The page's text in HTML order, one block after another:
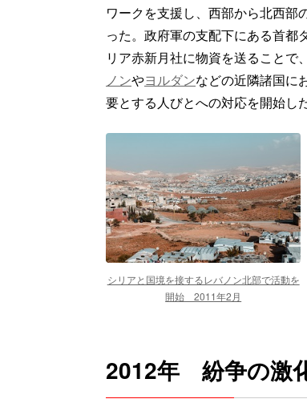
ワークを支援し、西部から北西部
った。政府軍の支配下にある首都
リア赤新月社に物資を送ることで
ノンやヨルダンなどの近隣諸国に
要とする人びとへの対応を開始した
シリアと国境を接するレバノン北部で活動を
開始 2011年2月
2012年 紛争の激